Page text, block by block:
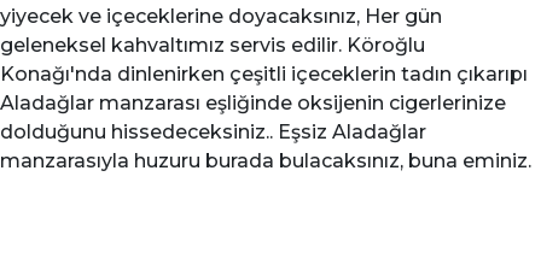
yiyecek ve içeceklerine doyacaksınız, Her gün
geleneksel kahvaltımız servis edilir. Köroğlu
Konağı'nda dinlenirken çeşitli içeceklerin tadın çıkarıpı
Aladağlar manzarası eşliğinde oksijenin cigerlerinize
dolduğunu hissedeceksiniz.. Eşsiz Aladağlar
manzarasıyla huzuru burada bulacaksınız, buna eminiz.